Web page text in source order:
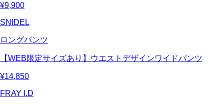
¥9,900
SNIDEL
ロングパンツ
【WEB限定サイズあり】ウエストデザインワイドパンツ
¥14,850
FRAY I.D